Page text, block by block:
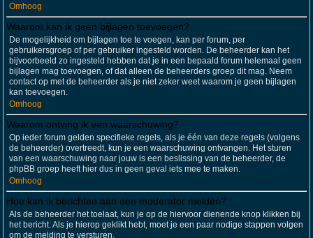
Omhoog
Waarom kan ik geen bijlagen toevoegen?
De mogelijkheid om bijlagen toe te voegen, kan per forum, per
gebruikersgroep of per gebruiker ingesteld worden. De beheerder kan het
bijvoorbeeld zo ingesteld hebben dat je in een bepaald forum helemaal geen
bijlagen mag toevoegen, of dat alleen de beheerders groep dit mag. Neem
contact op met de beheerder als je niet zeker weet waarom je geen bijlagen
kan toevoegen.
Omhoog
Waarom ontving ik een waarschuwing?
Op ieder forum gelden specifieke regels, als je één van deze regels (volgens
de beheerder) overtreedt, kun je een waarschuwing ontvangen. Het sturen
van een waarschuwing naar jouw is een beslissing van de beheerder, de
phpBB groep heeft hier dus in geen geval iets mee te maken.
Omhoog
Hoe kan ik berichten aan een moderator melden?
Als de beheerder het toelaat, kun je op de hiervoor dienende knop klikken bij
het bericht. Als je hierop geklikt hebt, moet je een paar nodige stappen volgen
om de melding te versturen.